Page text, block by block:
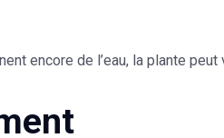
encore de l’eau, la plante